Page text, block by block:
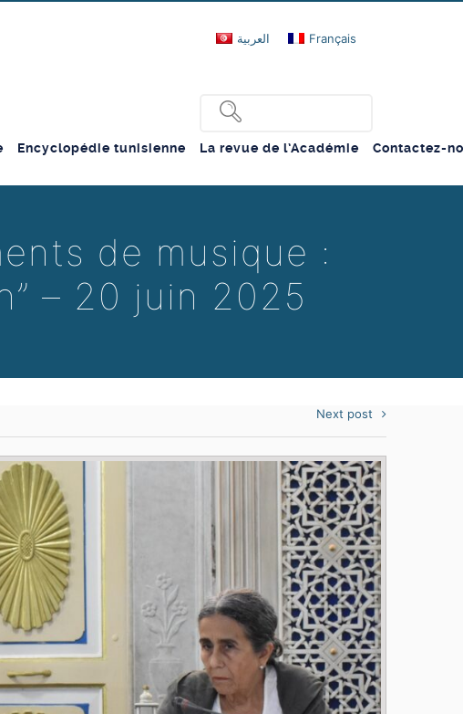
العربية Français
Encyclopédie tunisienne La revue de l’Académie Contactez-
de musique :
– 20 juin 2025
Next post